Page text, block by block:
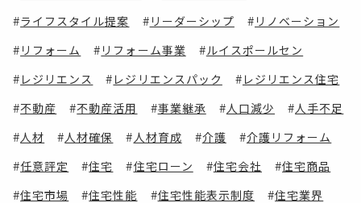
ライフスタイル提案 リーダーシップ リノベーション
リフォーム リフォーム事業 ルイスポールセン
レジリエンス レジリエンスパック レジリエンス住宅
不動産 不動産活用 事業継承 人口減少 人手不足
人材 人材確保 人材育成 介護 介護リフォーム
任意評定 住宅 住宅ローン 住宅会社 住宅商品
住宅市場 住宅性能 住宅性能表示制度 住宅業界